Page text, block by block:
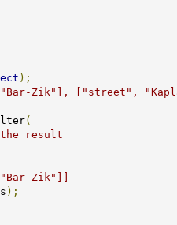
);
Zik"], ["street",
(
result
Zik"]]
);